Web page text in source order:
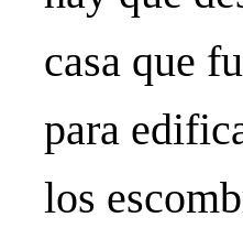
casa que
para
los